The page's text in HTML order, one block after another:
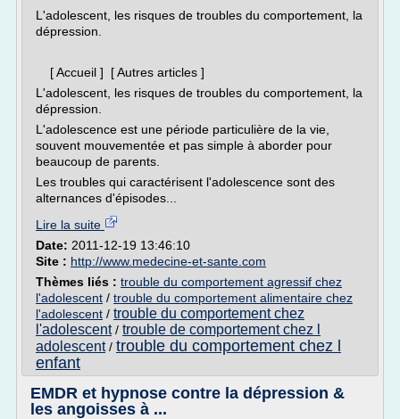
L'adolescent, les risques de troubles du comportement, la
dépression.
[ Accueil ] [ Autres articles ]
L'adolescent, les risques de troubles du comportement, la
dépression.
L'adolescence est une période particulière de la vie,
souvent mouvementée et pas simple à aborder pour
beaucoup de parents.
Les troubles qui caractérisent l'adolescence sont des
alternances d'épisodes...
Lire la suite
Date: 2011-12-19 13:46:10
Site : http://www.medecine-et-sante.com
Thèmes liés : trouble du comportement agressif chez
l'adolescent / trouble du comportement alimentaire chez
l'adolescent / trouble du comportement chez
l'adolescent/ trouble de comportement chez l
adolescent/ trouble du comportement chez l
enfant
EMDR et hypnose contre la dépression &
les angoisses à ...